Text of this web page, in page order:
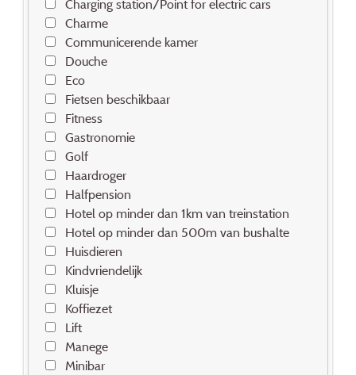
Charging station/Point for electric cars
Charme
Communicerende kamer
Douche
Eco
Fietsen beschikbaar
Fitness
Gastronomie
Golf
Haardroger
Halfpension
Hotel op minder dan 1km van treinstation
Hotel op minder dan 500m van bushalte
Huisdieren
Kindvriendelijk
Kluisje
Koffiezet
Lift
Manege
Minibar